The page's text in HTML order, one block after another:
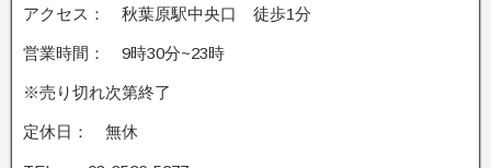
アクセス： 秋葉原駅中央口 徒歩1分
営業時間： 9時30分~23時
※売り切れ次第終了
定休日： 無休